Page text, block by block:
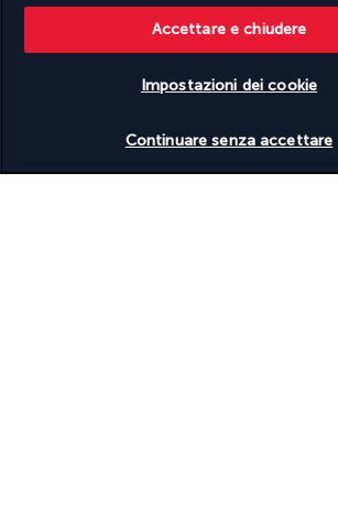
In base a954recensioni
Impostazioni dei cookie
Continuare senza accettare
Accettare e chiudere